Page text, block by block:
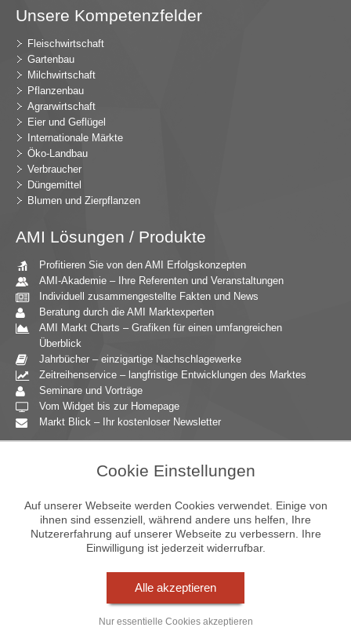
Unsere Kompetenzfelder
Fleischwirtschaft
Gartenbau
Milchwirtschaft
Pflanzenbau
Agrarwirtschaft
Eier und Geflügel
Internationale Märkte
Öko-Landbau
Verbraucher
Düngemittel
Blumen und Zierpflanzen
AMI Lösungen / Produkte
Profitieren Sie von den AMI Erfolgskonzepten
AMI-Akademie – Ihre Referenten und Veranstaltungen
Individuell zusammengestellte Fakten und News
Beratung durch die AMI Marktexperten
AMI Markt Charts – Grafiken für einen umfangreichen
Überblick
Jahrbücher – einzigartige Nachschlagewerke
Zeitreihenservice – langfristige Entwicklungen des Marktes
Seminare und Vorträge
Vom Widget bis zur Homepage
Markt Blick – Ihr kostenloser Newsletter
Unternehmensberatung
Ernährungsgewerbe
Einzelhandel
Bildung & Wissenschaft
Cookie Einstellungen
Auf unserer Webseite werden Cookies verwendet. Einige von
ihnen sind essenziell, während andere uns helfen, Ihre
Nutzererfahrung auf unserer Webseite zu verbessern. Ihre
Einwilligung ist jederzeit widerrufbar.
Alle akzeptieren
Nur essentielle Cookies akzeptieren